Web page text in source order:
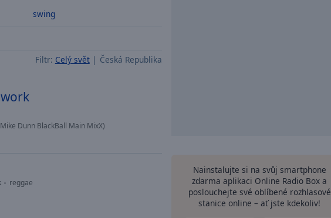
swing
Filtr: Celý svět Česká Republika
Dunn BlackBall Main MixX)
reggae
Nainstalujte si na svůj smartphone
zdarma aplikaci Online Radio Box a
poslouchejte své oblíbené rozhlasové
stanice online – ať jste kdekoliv!